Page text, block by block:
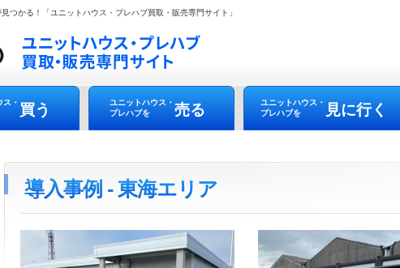
つかる！「ユニットハウス・プレハブ買取・販売専門サイト」
ス・ 買う
ユニットハウス・
プレハブを
売る
ユニットハウス・
プレハブを
見に行く
導入事例 - 東海エリア